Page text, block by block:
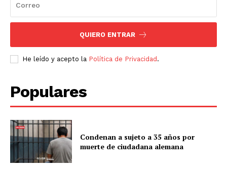
QUIERO ENTRAR
He leído y acepto la Política de Privacidad .
Populares
Condenan a sujeto a 35 años por
muerte de ciudadana alemana